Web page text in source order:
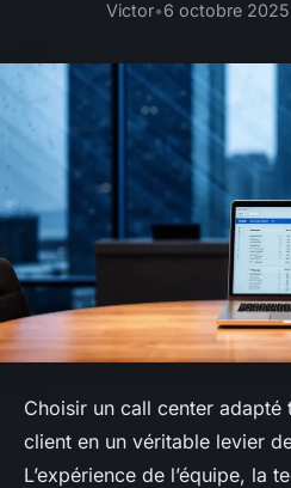
Victor•6 octobre 2025
Choisir un call center
client en un véritable levier
L’expérience de l’équipe, la